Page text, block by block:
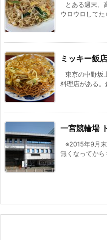
とある週末、
ウロウロして
ミッキー飯店
東京の中野坂
料理店がある
一宮競輪場
※2015年9月
無くなってか